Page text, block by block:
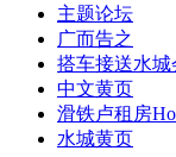
主题论坛
广而告之
搭车接送水城
中文黄页
滑铁卢租房
水城黄页